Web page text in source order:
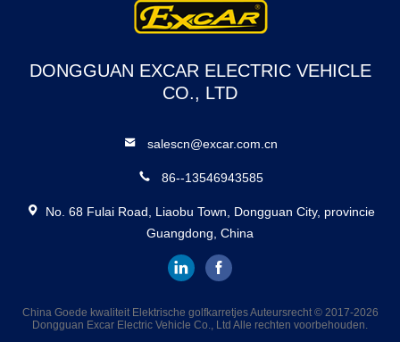
DONGGUAN EXCAR ELECTRIC VEHICLE
CO., LTD
salescn@excar.com.cn
86--13546943585
No. 68 Fulai Road, Liaobu Town, Dongguan City, provincie
Guangdong, China
China Goede kwaliteit Elektrische golfkarretjes Auteursrecht © 2017-2026
Dongguan Excar Electric Vehicle Co., Ltd Alle rechten voorbehouden.